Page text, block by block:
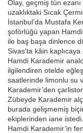
Olay, geçmiş tün
uzaklıktaki Sıcak
İstanbul’da Mustafa
şoförlüğü yapan
ile baş başa dinlence
Sivas’ta kâin
Hamdi Karademir
ilgilendiren otelde
saatlerinde limonlu su
Karademir’den
Zübeyde Karademir
burada gelişmemiş
ekiplerinden iane
Hamdi Karademir’in